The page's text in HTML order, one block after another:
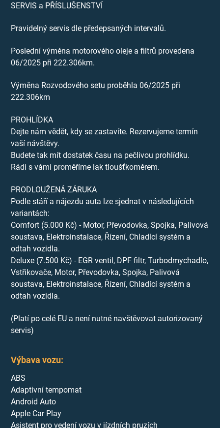
SERVIS a PŘÍSLUŠENSTVÍ
Pravidelný servis dle předepsaných intervalů.
Poslední výměna motorového oleje a filtrů provedena
06/2025 při 222.306km.
Výměna Rozvodového setu proběhla 06/2025 při
222.306km
PROHLÍDKA
Dejte nám vědět, kdy se zastavíte. Rezervujeme termín
vaší návštěvy.
Budete tak mít dostatek času na pečlivou prohlídku.
Rádi s vámi proměříme lak tloušťkoměrem.
PRODLOUŽENÁ ZÁRUKA
Podle stáří a nájezdu auta lze sjednat v následujících
variantách:
Comfort (5.000 Kč) - Motor, Převodovka, Spojka, Palivová
soustava, Elektroinstalace, Řízení, Chladící systém a
odtah vozidla.
Deluxe (7.500 Kč) - EGR ventil, DPF filtr, Turbodmychadlo,
Vstřikovače, Motor, Převodovka, Spojka, Palivová
soustava, Elektroinstalace, Řízení, Chladící systém a
odtah vozidla.
(Platí po celé EU a není nutné navštěvovat autorizovaný
servis)
Výbava vozu:
ABS
Adaptivní tempomat
Android Auto
Apple Car Play
Asistent pro vedení vozu v jízdních pruzích